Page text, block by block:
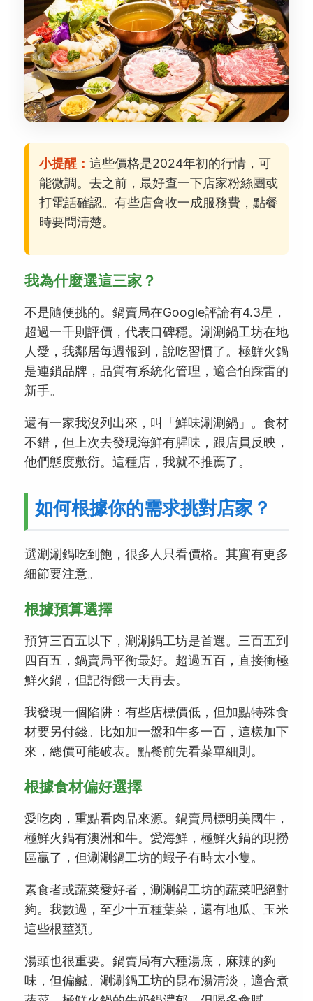
小提醒： 這些價格是2024年初的行情，可
能微調。去之前，最好查一下店家粉絲團或
打電話確認。有些店會收一成服務費，點餐
時要問清楚。
我為什麼選這三家？
不是隨便挑的。鍋賣局在Google評論有4.3星，
超過一千則評價，代表口碑穩。涮涮鍋工坊在地
人愛，我鄰居每週報到，說吃習慣了。極鮮火鍋
是連鎖品牌，品質有系統化管理，適合怕踩雷的
新手。
還有一家我沒列出來，叫「鮮味涮涮鍋」。食材
不錯，但上次去發現海鮮有腥味，跟店員反映，
他們態度敷衍。這種店，我就不推薦了。
如何根據你的需求挑對店家？
選涮涮鍋吃到飽，很多人只看價格。其實有更多
細節要注意。
根據預算選擇
預算三百五以下，涮涮鍋工坊是首選。三百五到
四百五，鍋賣局平衡最好。超過五百，直接衝極
鮮火鍋，但記得餓一天再去。
我發現一個陷阱：有些店標價低，但加點特殊食
材要另付錢。比如加一盤和牛多一百，這樣加下
來，總價可能破表。點餐前先看菜單細則。
根據食材偏好選擇
愛吃肉，重點看肉品來源。鍋賣局標明美國牛，
極鮮火鍋有澳洲和牛。愛海鮮，極鮮火鍋的現撈
區贏了，但涮涮鍋工坊的蝦子有時太小隻。
素食者或蔬菜愛好者，涮涮鍋工坊的蔬菜吧絕對
夠。我數過，至少十五種葉菜，還有地瓜、玉米
這些根莖類。
湯頭也很重要。鍋賣局有六種湯底，麻辣的夠
味，但偏鹹。涮涮鍋工坊的昆布湯清淡，適合煮